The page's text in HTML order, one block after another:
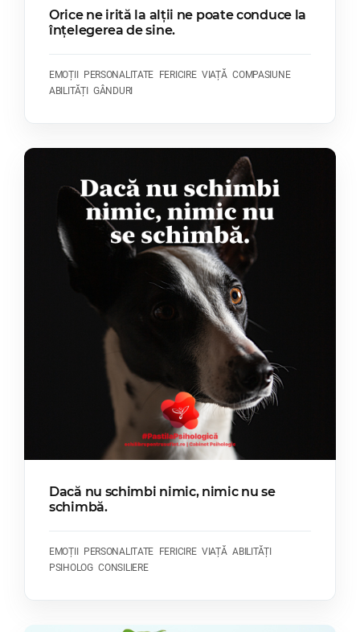
Orice ne irită la alții ne poate conduce la
înțelegerea de sine.
EMOȚII PERSONALITATE FERICIRE VIAȚĂ COMPASIUNE
ABILITĂȚI
GÂNDURI
Dacă nu schimbi nimic, nimic nu se
schimbă.
EMOȚII PERSONALITATE FERICIRE VIAȚĂ ABILITĂȚI
PSIHOLOG CONSILIERE